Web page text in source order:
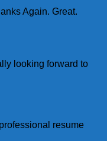
Again. Great.
looking forward to
resume